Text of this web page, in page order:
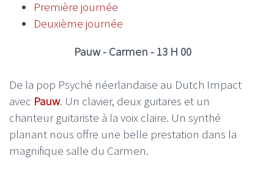
Première journée
Deuxième journée
Pauw - Carmen - 13 H 00
De la pop Psyché néerlandaise au Dutch Impact
avec Pauw. Un clavier, deux guitares et un
chanteur guitariste à la voix claire. Un synthé
planant nous offre une belle prestation dans la
magnifique salle du Carmen.